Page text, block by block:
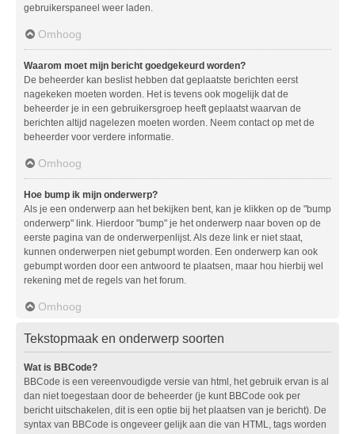
gebruikerspaneel weer laden.
Omhoog
Waarom moet mijn bericht goedgekeurd worden?
De beheerder kan beslist hebben dat geplaatste berichten eerst
nagekeken moeten worden. Het is tevens ook mogelijk dat de
beheerder je in een gebruikersgroep heeft geplaatst waarvan de
berichten altijd nagelezen moeten worden. Neem contact op met de
beheerder voor verdere informatie.
Omhoog
Hoe bump ik mijn onderwerp?
Als je een onderwerp aan het bekijken bent, kan je klikken op de "bump
onderwerp" link. Hierdoor "bump" je het onderwerp naar boven op de
eerste pagina van de onderwerpenlijst. Als deze link er niet staat,
kunnen onderwerpen niet gebumpt worden. Een onderwerp kan ook
gebumpt worden door een antwoord te plaatsen, maar hou hierbij wel
rekening met de regels van het forum.
Omhoog
Tekstopmaak en onderwerp soorten
Wat is BBCode?
BBCode is een vereenvoudigde versie van html, het gebruik ervan is al
dan niet toegestaan door de beheerder (je kunt BBCode ook per
bericht uitschakelen, dit is een optie bij het plaatsen van je bericht). De
syntax van BBCode is ongeveer gelijk aan die van HTML, tags worden